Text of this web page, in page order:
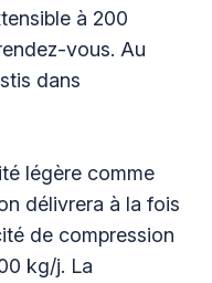
à 200
vous. Au
dans
légère comme
délivrera à la fois
de compression
kg/j. La